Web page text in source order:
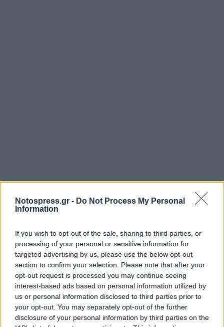
Notospress.gr - Do Not Process My Personal
Information
If you wish to opt-out of the sale, sharing to third parties, or
processing of your personal or sensitive information for
targeted advertising by us, please use the below opt-out
section to confirm your selection. Please note that after your
opt-out request is processed you may continue seeing
interest-based ads based on personal information utilized by
us or personal information disclosed to third parties prior to
your opt-out. You may separately opt-out of the further
disclosure of your personal information by third parties on the
Σχετικά Άρθρα